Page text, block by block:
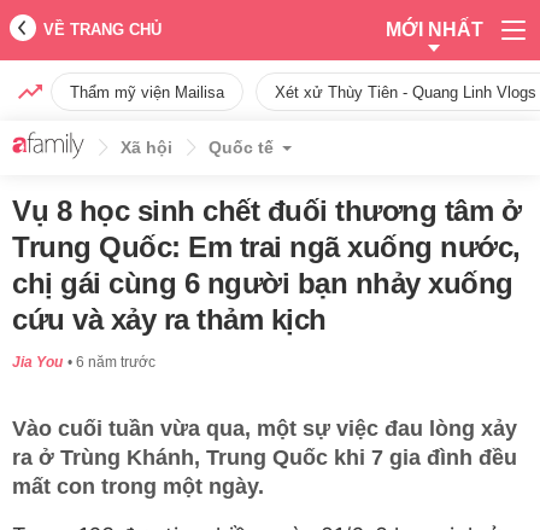
VỀ TRANG CHỦ MỚI NHẤT
Thẩm mỹ viện Mailisa Xét xử Thùy Tiên - Quang Linh
Xã hội Quốc tế
Vụ 8 học sinh chết đuối thương tâm ở
Trung Quốc: Em trai ngã xuống nước,
chị gái cùng 6 người bạn nhảy xuống
cứu và xảy ra thảm kịch
Jia You 6 năm trước
Vào cuối tuần vừa qua, một sự việc đau lòng xảy
ra ở Trùng Khánh, Trung Quốc khi 7 gia đình đều
mất con trong một ngày.